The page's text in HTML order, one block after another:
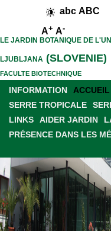
abc ABC
A+ A-
LE JARDIN BOTANIQUE DE
LJUBLJANA (SLOVENIE)
FACULTE BIOTECHNIQUE
INFORMATION ACCUEIL
SERRE TROPICALE
LINKS
AIDER JARDIN
PRÉSENCE DANS LES